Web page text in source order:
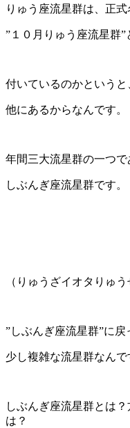
りゅう座流星群は、正式
”１０月りゅう座流星群”
付いているのかというと
他にあるからなんです。
年間三大流星群の一つで
しぶんぎ座流星群です。
（りゅうざイオタりゅう
”しぶんぎ座流星群”に戻
少し複雑な流星群なんで
しぶんぎ座流星群とは
は？